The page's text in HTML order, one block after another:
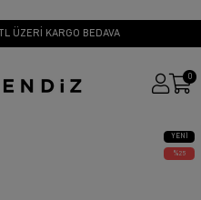
ÜZERİ KARGO BEDAVA
0
YENI
ÜRÜN
25